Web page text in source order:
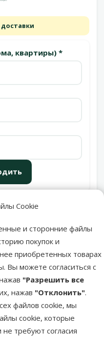
Cookie
и сторонние файлы
покупок и
приобретенных товарах
Вы можете согласиться с
"Разрешить все
нажав "Отклонить".
файлов cookie, мы
cookie, которые
требуют согласия
квартиры) *
в понедельник
в понедельник
в понедельник